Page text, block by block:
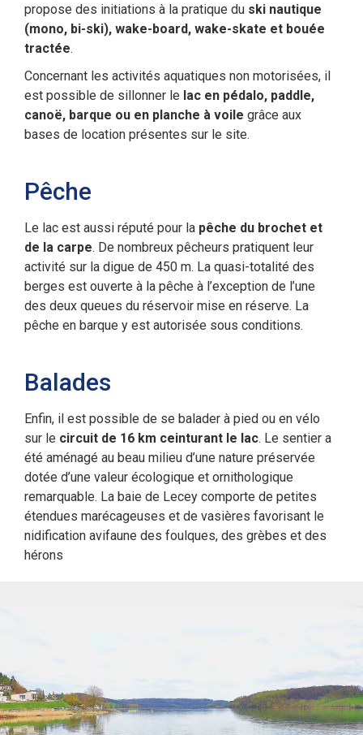
propose des initiations à la pratique du ski nautique
(mono, bi-ski), wake-board, wake-skate et bouée
tractée.
Concernant les activités aquatiques non motorisées, il
est possible de sillonner le lac en pédalo, paddle,
canoë, barque ou en planche à voile grâce aux
bases de location présentes sur le site.
Pêche
Le lac est aussi réputé pour la pêche du brochet et
de la carpe. De nombreux pêcheurs pratiquent leur
activité sur la digue de 450 m. La quasi-totalité des
berges est ouverte à la pêche à l’exception de l’une
des deux queues du réservoir mise en réserve. La
pêche en barque y est autorisée sous conditions.
Balades
Enfin, il est possible de se balader à pied ou en vélo
sur le circuit de 16 km ceinturant le lac. Le sentier a
été aménagé au beau milieu d’une nature préservée
dotée d’une valeur écologique et ornithologique
remarquable. La baie de Lecey comporte de petites
étendues marécageuses et de vasières favorisant le
nidification avifaune des foulques, des grèbes et des
hérons